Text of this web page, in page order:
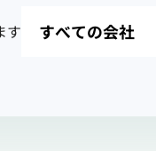
す